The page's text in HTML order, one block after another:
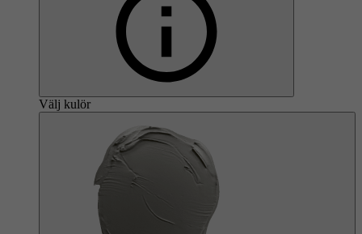
Välj kulör